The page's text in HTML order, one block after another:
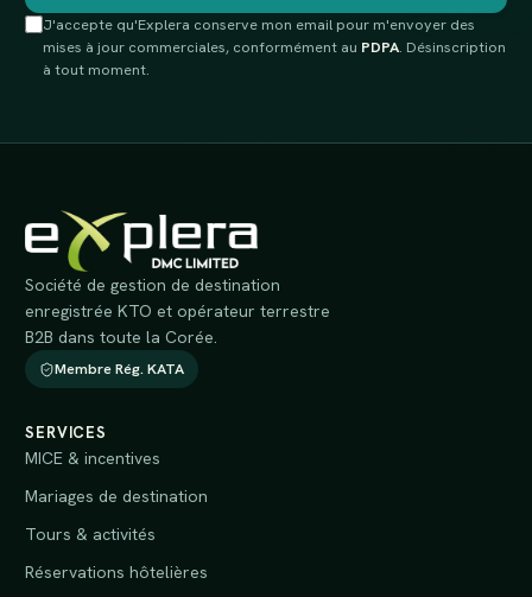
J'accepte qu'Explera conserve mon email pour m'envoyer des
mises à jour commerciales, conformément au PDPA. Désinscription
à tout moment.
Société de gestion de destination
enregistrée KTO et opérateur terrestre
B2B dans toute la Corée.
Membre Rég. KATA
SERVICES
MICE & incentives
Mariages de destination
Tours & activités
Réservations hôtelières